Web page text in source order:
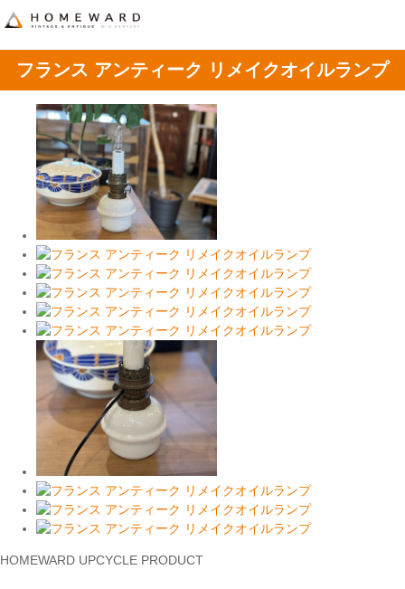
フランス アンティーク リメイクオイルランプ
HOMEWARD UPCYCLE PRODUCT